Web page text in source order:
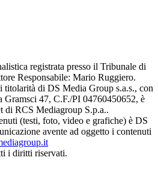
registrata presso il Tribunale di
Responsabile: Mario Ruggiero.
titolarità di DS Media Group s.a.s., con
47, C.F./PI 04760450652, è
di RCS Mediagroup S.p.a..
(testi, foto, video e grafiche) è DS
avente ad oggetto i contenuti
i diritti riservati.